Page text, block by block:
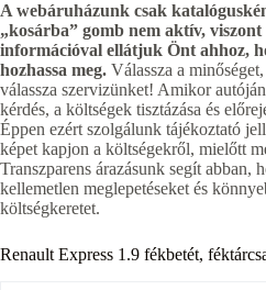
A webáruházunk csak
„kosárba” gomb nem aktív, viszont
információval ellátjuk Önt ahhoz,
hozhassa meg. Válassza a
válassza szervizünket! Amikor
kérdés, a költségek tisztázása és
Éppen ezért szolgálunk tájékoztató
képet kapjon a költségekről, mielőtt
Transzparens árazásunk segít abban,
kellemetlen meglepetéseket és
költségkeretet.
Renault Express 1.9 fékbetét,